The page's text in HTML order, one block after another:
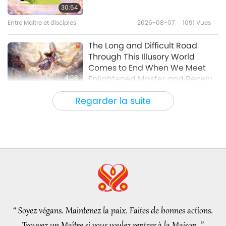
23:38
Regarder la suite
30:54
Entre Maître et disciples 2026-08-07 1091 Vues
4:08
The Long and Difficult Road
Through This Illusory World
Comes to End When We Meet
Enlightened Master and Receive
Initiation
Nouvelles d'exception 2026-08-06
35:06
L’éthique islamique concernant
partie 2/2
“ Soyez végans. Maintenez la paix. Faites de bonnes actions.